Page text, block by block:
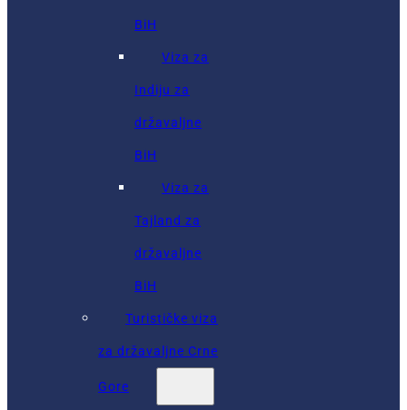
BiH
Viza za
Indiju za
državaljne
BiH
Viza za
Tajland za
državaljne
BiH
Turističke viza
za državaljne Crne
Gore